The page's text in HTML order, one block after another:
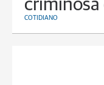
criminosa
COTIDIANO